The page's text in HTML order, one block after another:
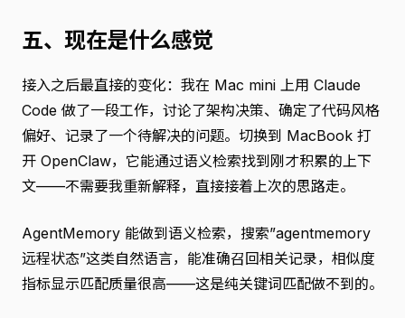
五、现在是什么感觉
接入之后最直接的变化：我在 Mac mini 上用 Claude
Code 做了一段工作，讨论了架构决策、确定了代码风格
偏好、记录了一个待解决的问题。切换到 MacBook 打
开 OpenClaw，它能通过语义检索找到刚才积累的上下
文——不需要我重新解释，直接接着上次的思路走。
AgentMemory 能做到语义检索，搜索”agentmemory
远程状态”这类自然语言，能准确召回相关记录，相似度
指标显示匹配质量很高——这是纯关键词匹配做不到的。